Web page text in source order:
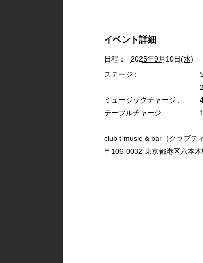
イベント詳細
日程： 2025年9月10日(水)
ステージ :
ミュージックチャージ :
テーブルチャージ :
club t music & bar（クラブティ
〒106-0032 東京都港区六本